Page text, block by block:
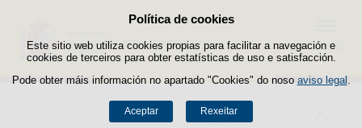
Política de cookies
Este sitio web utiliza cookies propias para facilitar a navegación e
cookies de terceiros para obter estatísticas de uso e satisfacción.
Pode obter máis información no apartado "Cookies" do noso aviso legal
Aceptar Rexeitar
Saltar ao contido
Buscador
Menú